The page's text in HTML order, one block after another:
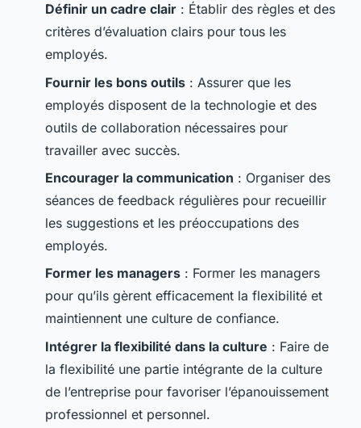
Définir un cadre clair : Établir des règles et des
critères d’évaluation clairs pour tous les
employés.
Fournir les bons outils : Assurer que les
employés disposent de la technologie et des
outils de collaboration nécessaires pour
travailler avec succès.
Encourager la communication : Organiser des
séances de feedback régulières pour recueillir
les suggestions et les préoccupations des
employés.
Former les managers : Former les managers
pour qu’ils gèrent efficacement la flexibilité et
maintiennent une culture de confiance.
Intégrer la flexibilité dans la culture : Faire de
la flexibilité une partie intégrante de la culture
de l’entreprise pour favoriser l’épanouissement
professionnel et personnel.